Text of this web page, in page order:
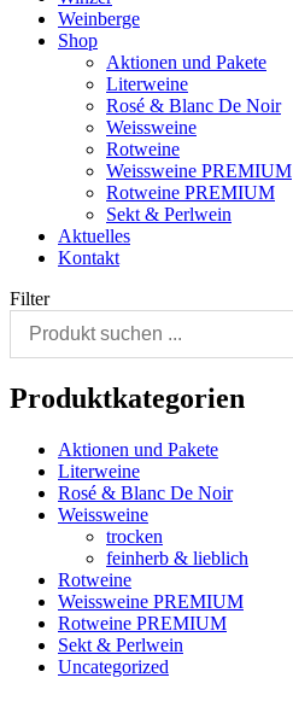
Weinberge
Shop
Aktionen und Pakete
Literweine
Rosé & Blanc De Noir
Weissweine
Rotweine
Weissweine PREMIUM
Rotweine PREMIUM
Sekt & Perlwein
Aktuelles
Kontakt
Filter
Produktkategorien
Aktionen und Pakete
Literweine
Rosé & Blanc De Noir
Weissweine
trocken
feinherb & lieblich
Rotweine
Weissweine PREMIUM
Rotweine PREMIUM
Sekt & Perlwein
Uncategorized